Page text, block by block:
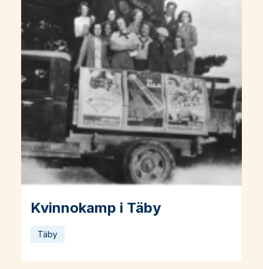
Kvinnokamp i Täby
Läs mer om Kvinnokamp i Täby
Täby